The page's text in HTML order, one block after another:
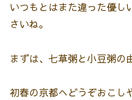
いつもとはまた違った優し
さいね。
まずは、七草粥と小豆粥の
初春の京都へどうぞおこし